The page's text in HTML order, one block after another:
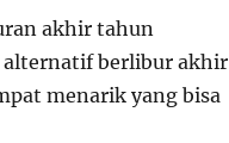
akhir tahun
alternatif berlibur akhir
menarik yang bisa